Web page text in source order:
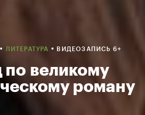
• ЛИТЕРАТУРА • ВИДЕОЗАПИСЬ 6+
по великому
роману